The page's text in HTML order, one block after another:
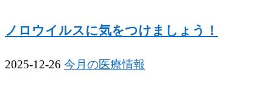
ノロウイルスに気をつけましょう！
2025-12-26 今月の医療情報